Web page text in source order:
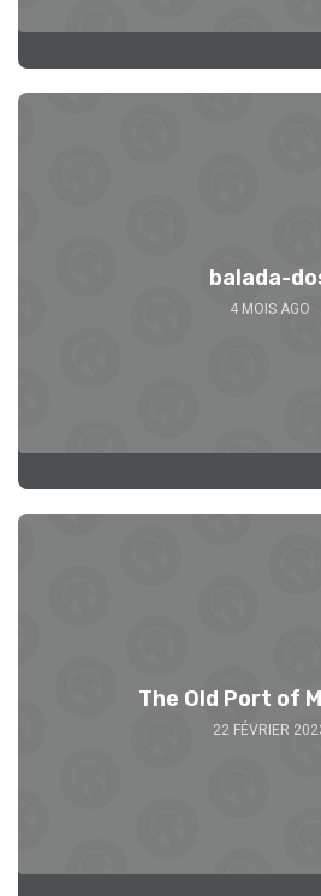
balada-
4 MOIS AGO
The Old Port of
22 FÉVRIER